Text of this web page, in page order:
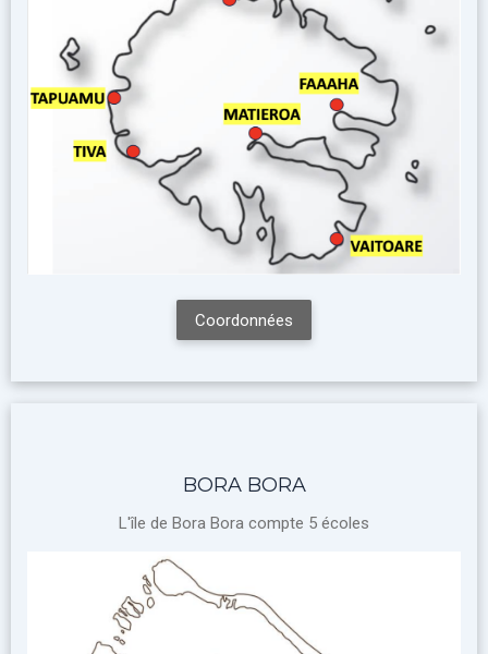
Coordonnées
BORA BORA
L'île de Bora Bora compte 5 écoles